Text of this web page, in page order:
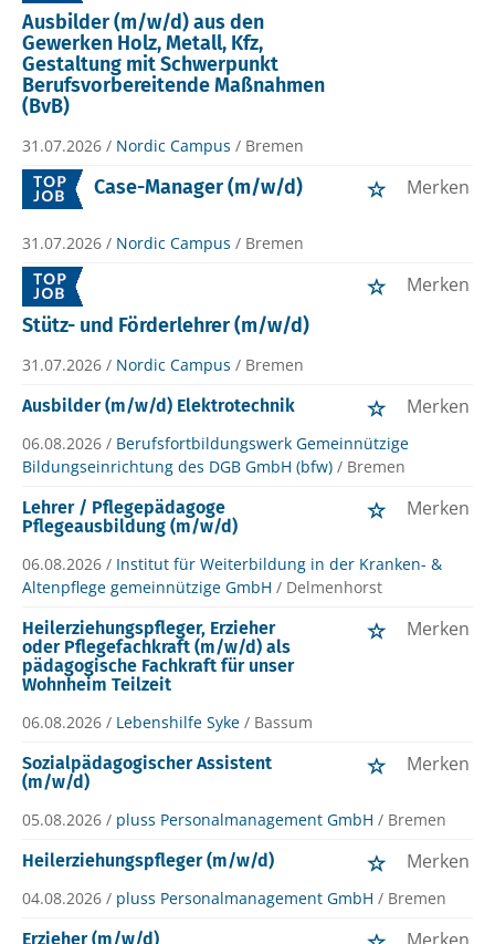
Ausbilder (m/w/d) aus den
Gewerken Holz, Metall, Kfz,
Gestaltung mit Schwerpunkt
Berufsvorbereitende Maßnahmen
(BvB)
31.07.2026 / Nordic Campus / Bremen
Case-Manager (m/w/d) Merken
31.07.2026 / Nordic Campus / Bremen
Stütz- und Förderlehrer (m/w/d)
Merken
31.07.2026 / Nordic Campus / Bremen
Ausbilder (m/w/d) Elektrotechnik
Merken
06.08.2026 / Berufsfortbildungswerk Gemeinnützige
Bildungseinrichtung des DGB GmbH (bfw) / Bremen
Lehrer / Pflegepädagoge
Pflegeausbildung (m/w/d)
Merken
06.08.2026 / Institut für Weiterbildung in der Kranken- &
Altenpflege gemeinnützige GmbH / Delmenhorst
Heilerziehungspfleger, Erzieher
oder Pflegefachkraft (m/w/d) als
pädagogische Fachkraft für unser
Wohnheim Teilzeit
Merken
06.08.2026 / Lebenshilfe Syke / Bassum
Sozialpädagogischer Assistent
(m/w/d)
Merken
05.08.2026 / pluss Personalmanagement GmbH / Bremen
Heilerziehungspfleger (m/w/d)
Merken
04.08.2026 / pluss Personalmanagement GmbH / Bremen
Erzieher (m/w/d)